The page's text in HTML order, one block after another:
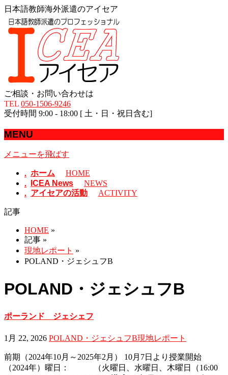
日本語教師海外派遣のアイセア
ご相談・お問い合わせは
TEL 050-1506-9246
受付時間 9:00 - 18:00 [ 土・日・祝日含む]
MENU
メニューを飛ばす
ホーム
HOME
ICEA News
NEWS
アイセアの活動
ACTIVITY
記事
HOME »
記事 »
現地レポート »
POLAND・ジェシュフB
POLAND・ジェシュフB
ポーランド ジェシェフ
1月 22, 2026 POLAND・ジェシュフB現地レポート
前期（2024年10月～2025年2月） 10月7日より授業開始
（2024年）曜日： （火曜日、水曜日、木曜日（16:00